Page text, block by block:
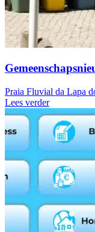
Praia Fluvial da Lapa
Lees verder